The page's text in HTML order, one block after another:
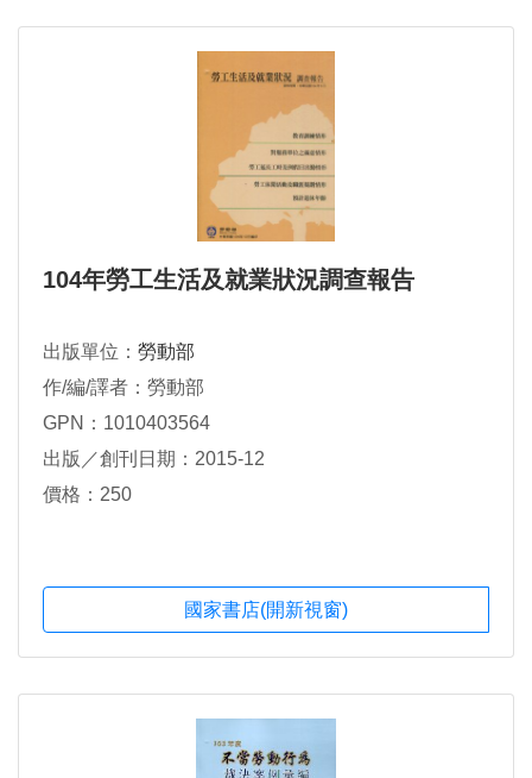
104年勞工生活及就業狀況調查報告
出版單位： 勞動部
作/編/譯者：勞動部
GPN：1010403564
出版／創刊日期：2015-12
價格：250
國家書店(開新視窗)